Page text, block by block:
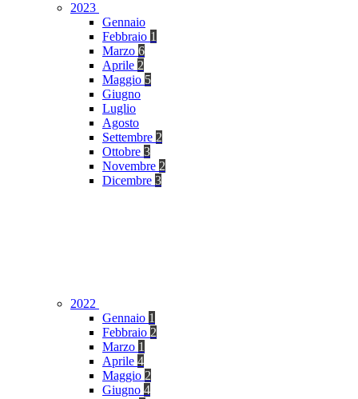
2023
Gennaio
Febbraio 1
Marzo 6
Aprile 2
Maggio 5
Giugno
Luglio
Agosto
Settembre 2
Ottobre 3
Novembre 2
Dicembre 3
2022
Gennaio 1
Febbraio 2
Marzo 1
Aprile 4
Maggio 2
Giugno 4